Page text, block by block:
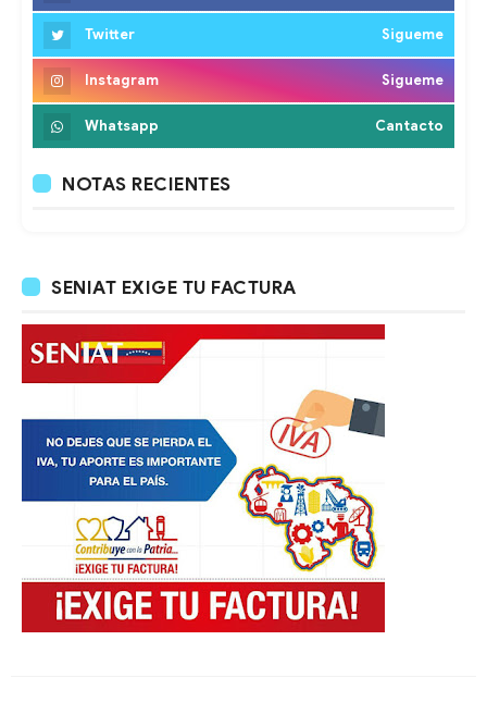
Twitter Sigueme
Instagram Sigueme
Whatsapp Cantacto
NOTAS RECIENTES
SENIAT EXIGE TU FACTURA